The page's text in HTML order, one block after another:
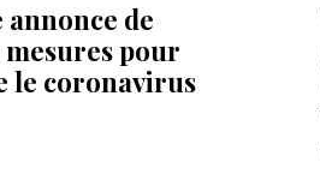
annonce de
pour
le coronavirus